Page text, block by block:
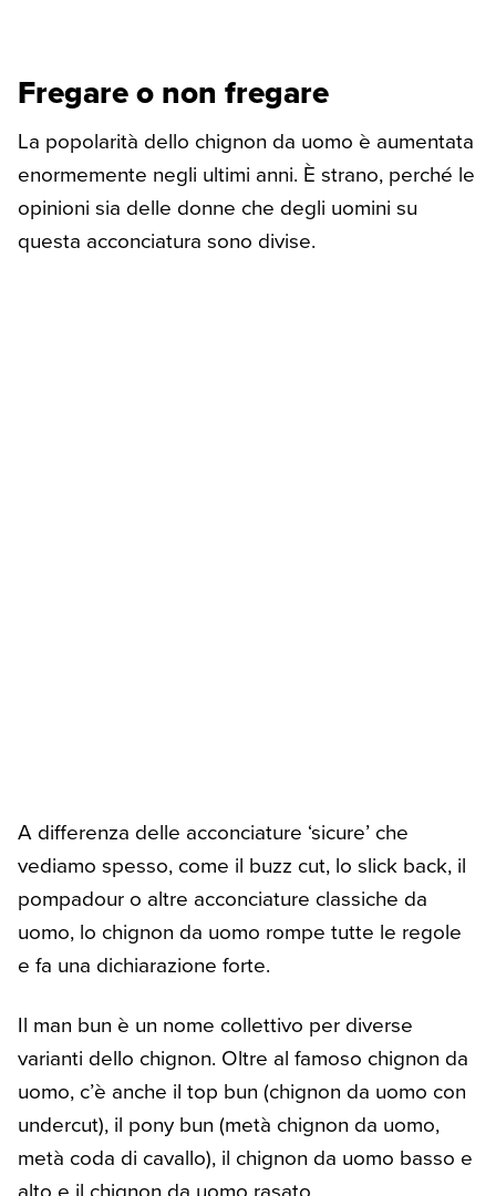
Fregare o non fregare
La popolarità dello chignon da uomo è aumentata
enormemente negli ultimi anni. È strano, perché le
opinioni sia delle donne che degli uomini su
questa acconciatura sono divise.
A differenza delle acconciature ‘sicure’ che
vediamo spesso, come il buzz cut, lo slick back, il
pompadour o altre acconciature classiche da
uomo, lo chignon da uomo rompe tutte le regole
e fa una dichiarazione forte.
Il man bun è un nome collettivo per diverse
varianti dello chignon. Oltre al famoso chignon da
uomo, c’è anche il top bun (chignon da uomo con
undercut), il pony bun (metà chignon da uomo,
metà coda di cavallo), il chignon da uomo basso e
alto e il chignon da uomo rasato.